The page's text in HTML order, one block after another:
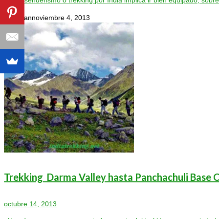
myindiannoviembre 4, 2013
Trekking Darma Valley hasta Panchachuli Base
octubre 14, 2013